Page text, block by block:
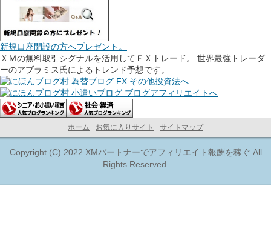
新規口座開設の方へプレゼント。
ＸＭの無料取引シグナルを活用してＦＸトレード。 世界最強トレーダ
ーのアブラミス氏によるトレンド予想です。
ホーム お気に入りサイト サイトマップ
Copyright (C) 2022 XMパートナーでアフィリエイト報酬を稼ぐ All
Rights Reserved.